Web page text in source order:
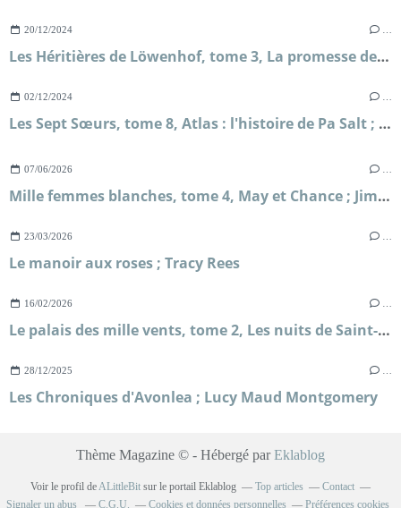
20/12/2024
Les Héritières de Löwenhof, tome 3, La promesse de Solveig ; Corina Bomann
02/12/2024
Les Sept Sœurs, tome 8, Atlas : l'histoire de Pa Salt ; Lucinda Riley et Harry Whittaker
07/06/2026
Mille femmes blanches, tome 4, May et Chance ; Jim Fergus
23/03/2026
Le manoir aux roses ; Tracy Rees
16/02/2026
Le palais des mille vents, tome 2, Les nuits de Saint-Pétersbourg ; Kate McAlistair
28/12/2025
Les Chroniques d'Avonlea ; Lucy Maud Montgomery
Thème Magazine © - Hébergé parEklablog
Voir le profil de ALittleBit sur le portail Eklablog Top articles
Contact
Signaler un abus
C.G.U. Cookies et données personnelles Préférences cookies